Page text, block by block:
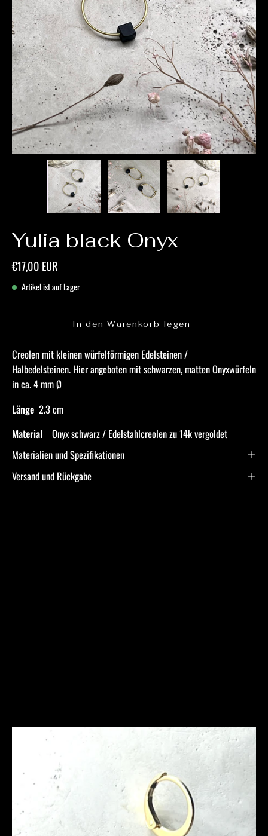
Yulia black Onyx
€17,00 EUR
Artikel ist auf Lager
In den Warenkorb legen
Creolen mit kleinen würfelförmigen Edelsteinen /
Halbedelsteinen. Hier angeboten mit schwarzen, matten Onyxwürfeln
in ca. 4 mm Ø
Länge 2.3 cm
Material
Onyx schwarz / Edelstahlcreolen zu 14k vergoldet
Materialien und Spezifikationen
Versand und Rückgabe